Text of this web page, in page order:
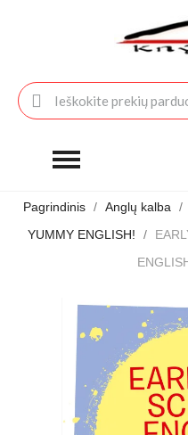
Pagrindinis Anglų kalba
YUMMY ENGLISH!